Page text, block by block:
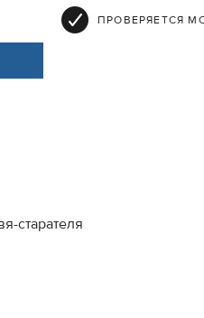
ПРОВЕРЯЕТСЯ
старателя